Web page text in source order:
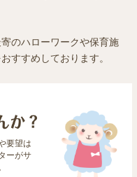
のハローワークや保育施
すすめしております。
要望は
ーがサ